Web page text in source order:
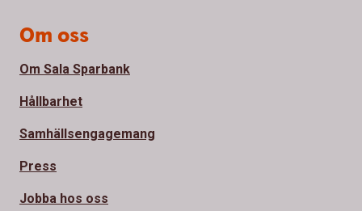
Om oss
Om Sala Sparbank
Hållbarhet
Samhällsengagemang
Press
Jobba hos oss